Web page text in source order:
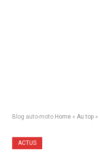
Blog auto-moto Home » Au top »
ACTUS